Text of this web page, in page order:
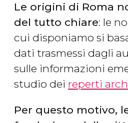
Le origini di Roma
del tutto chiare: le
cui disponiamo si
dati trasmessi dagli
sulle informazioni
studio dei reperti
Per questo motivo,